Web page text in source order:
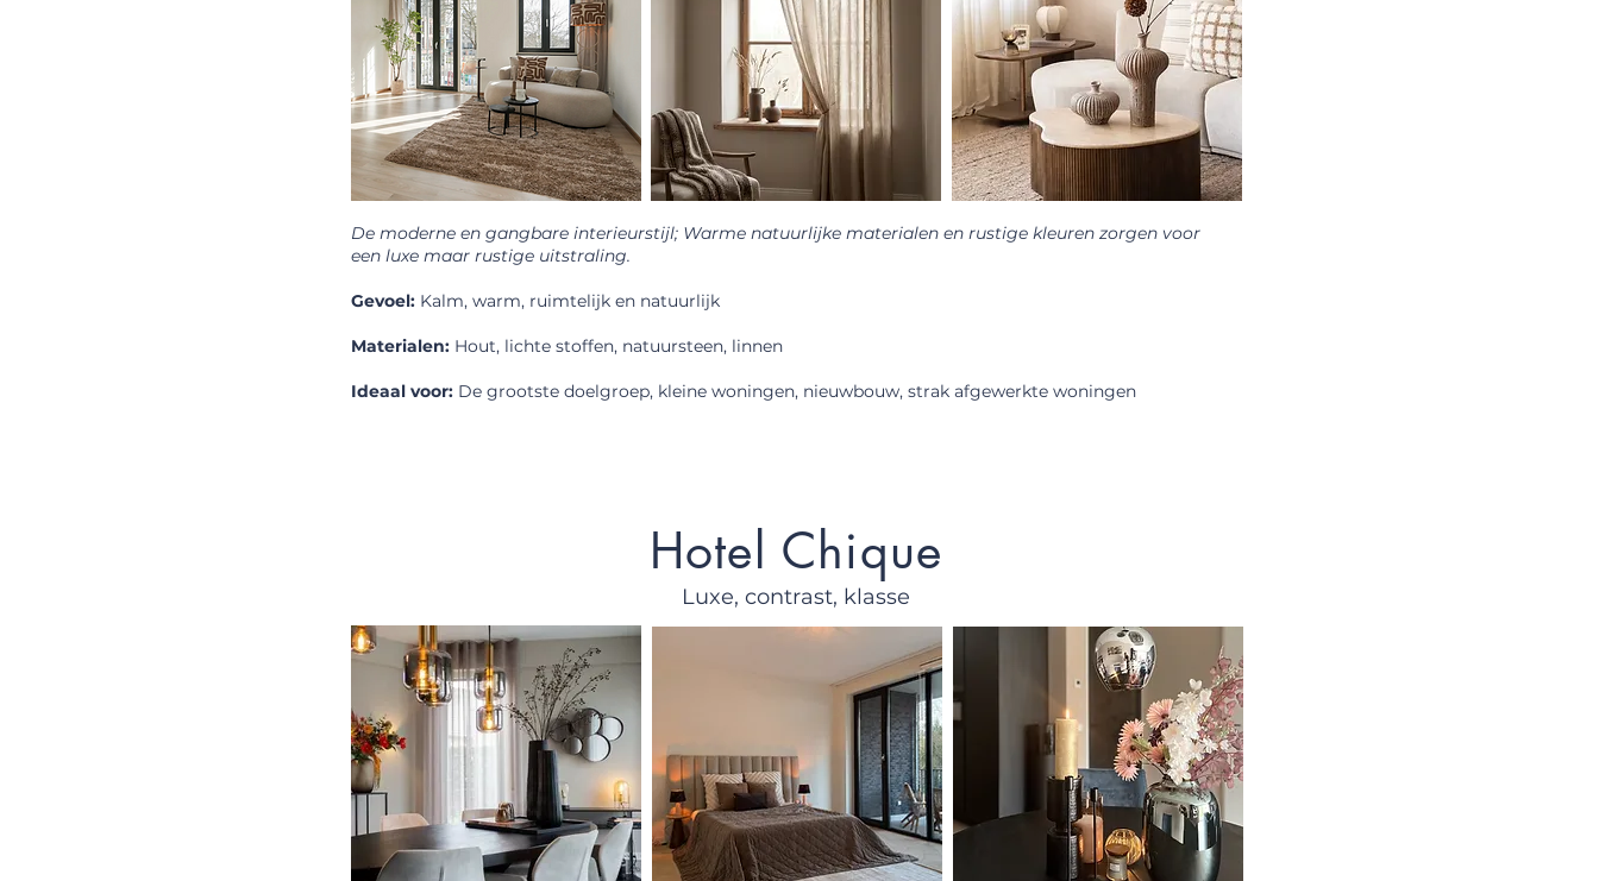
De moderne en gangbare interieurstijl; Warme natuurlijke materialen en rustige kleuren zorgen voor
een luxe maar rustige uitstraling.
Gevoel: Kalm, warm, ruimtelijk en natuurlijk
Materialen: Hout, lichte stoffen, natuursteen, linnen
Ideaal voor: De grootste doelgroep, kleine woningen, nieuwbouw, strak afgewerkte woningen
Hotel Chique
Luxe, contrast, klasse